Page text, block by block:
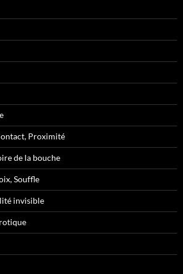
Proximité
de la bouche
Souffle
invisible